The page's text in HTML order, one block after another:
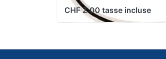
CHF 2.00 tasse incluse